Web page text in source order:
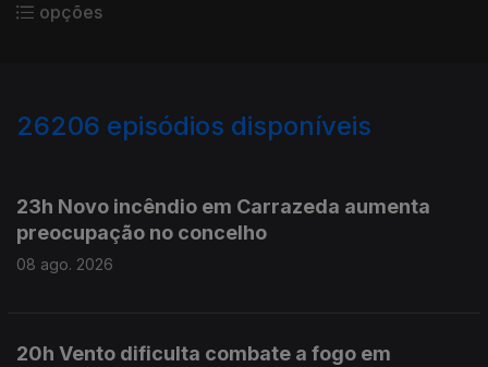
opções
26206 episódios disponíveis
23h Novo incêndio em Carrazeda aumenta
preocupação no concelho
08 ago. 2026
20h Vento dificulta combate a fogo em